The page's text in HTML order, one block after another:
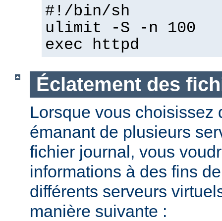
#!/bin/sh
ulimit -S -n 100
exec httpd
Éclatement des
Lorsque vous choisissez
émanant de plusieurs
fichier journal, vous
informations à des fins
différents serveurs
manière suivante :